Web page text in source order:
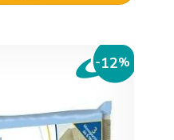
-12%